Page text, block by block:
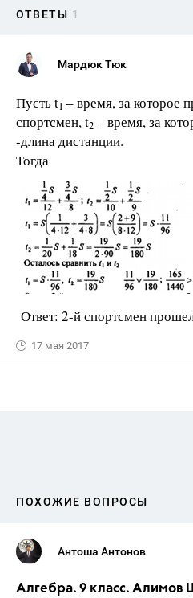
ОТВЕТЫ 1
Мардюк Тюк
Пусть t1 – время, за которое
спортсмен, t2 – время, за
-длина дистанции.
Тогда
Ответ: 2-й спортсмен
17 мая 2017
ПОХОЖИЕ ВОПРОСЫ
Антоша Антонов
Алгебра. 9 класс. Алимов